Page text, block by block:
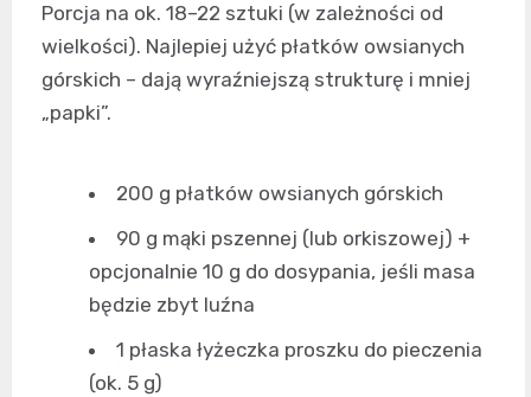
Porcja na ok. 18–22 sztuki (w zależności od
wielkości). Najlepiej użyć płatków owsianych
górskich – dają wyraźniejszą strukturę i mniej
„papki”.
200 g płatków owsianych górskich
90 g mąki pszennej (lub orkiszowej) +
opcjonalnie 10 g do dosypania, jeśli masa
będzie zbyt luźna
1 płaska łyżeczka proszku do pieczenia
(ok. 5 g)